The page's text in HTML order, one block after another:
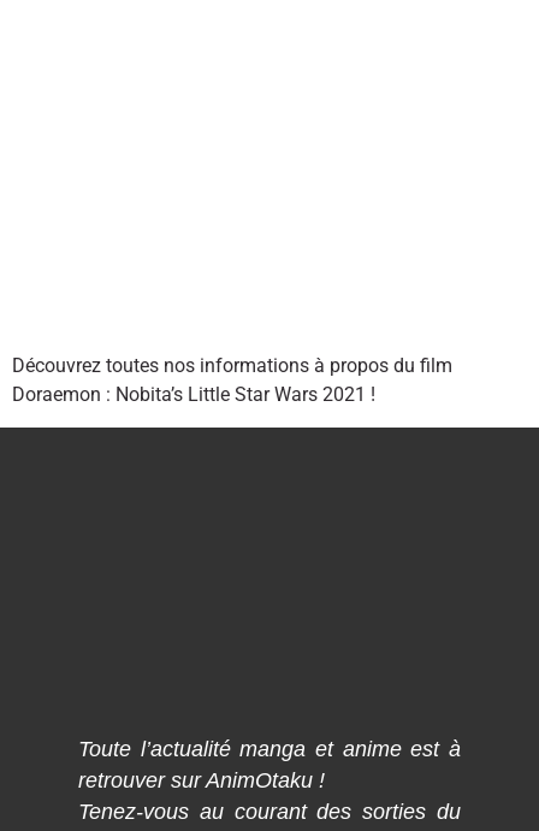
Découvrez toutes nos informations à propos du film
Doraemon : Nobita’s Little Star Wars 2021 !
Toute l’actualité manga et anime est à
retrouver sur AnimOtaku !
Tenez-vous au courant des sorties du